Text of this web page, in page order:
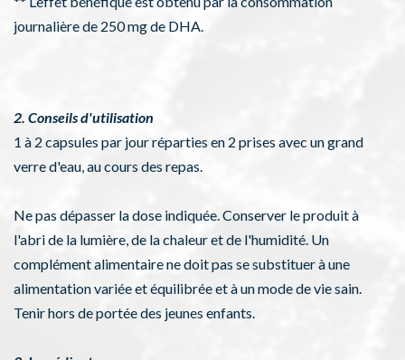
journalière de 250 mg de DHA.
2. Conseils d'utilisation
1 à 2 capsules par jour réparties en 2 prises avec un grand
verre d'eau, au cours des repas.
Ne pas dépasser la dose indiquée. Conserver le produit à
l'abri de la lumière, de la chaleur et de l'humidité. Un
complément alimentaire ne doit pas se substituer à une
alimentation variée et équilibrée et à un mode de vie sain.
Tenir hors de portée des jeunes enfants.